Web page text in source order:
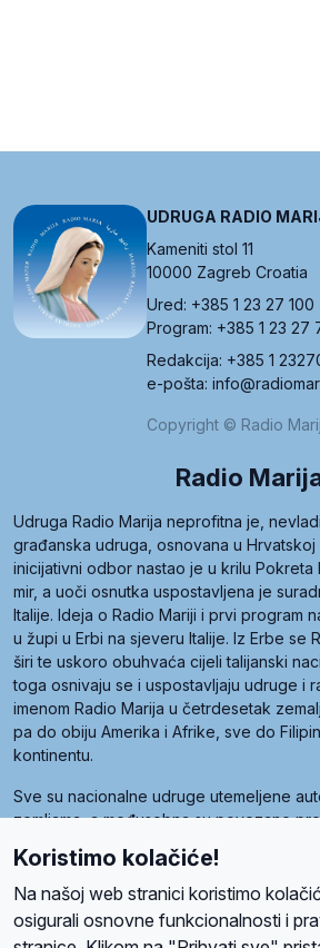
UDRUGA RADIO
Kameniti stol 11
10000 Zagreb Croatia
Ured: +385 1 23 27 100
Program: +385 1 23
Redakcija: +385 1
e-pošta:
Copyright © Radio
Radio
Udruga Radio Marija neprofitna je,
građanska udruga, osnovana u Hrvatskoj
inicijativni odbor nastao je u krilu
mir, a uoči osnutka uspostavljena je
Italije. Ideja o Radio Mariji i prvi program
u župi u Erbi na sjeveru Italije. Iz Erbe se
širi te uskoro obuhvaća cijeli talijanski
toga osnivaju se i uspostavljaju udruge i
imenom Radio Marija u četrdesetak
pa do obiju Amerika i Afrike, sve do
kontinentu.
Sve su nacionalne udruge utemeljene
zemljama, a međusobna su povezane
Radio Maria). Svjetsku obitelj utemeljilo je
kojima je i hrvatska Udruga Radio Marija.
Koristimo kolačiće!
Na našoj web stranici koristimo
osigurali osnovne funkcionalnosti i